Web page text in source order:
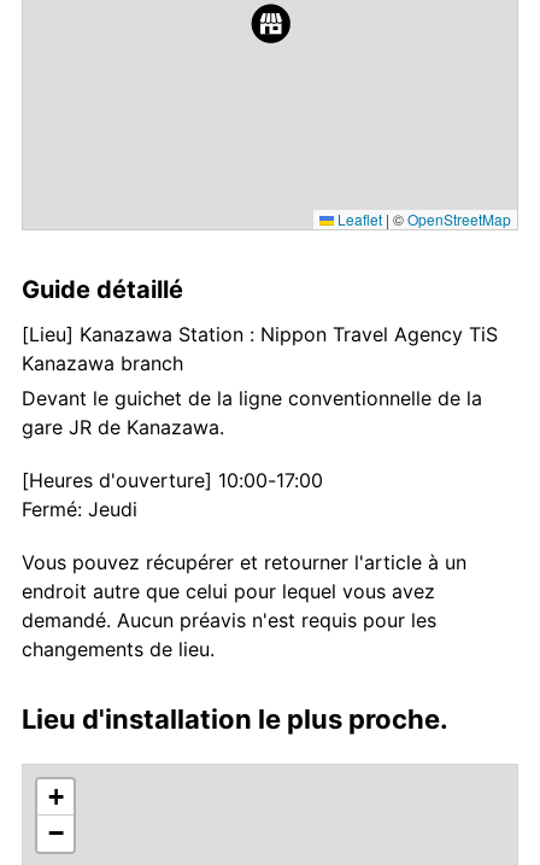
Leaflet | ©OpenStreetMap
Guide détaillé
[Lieu] Kanazawa Station : Nippon Travel Agency TiS
Kanazawa branch
Devant le guichet de la ligne conventionnelle de la
gare JR de Kanazawa.
[Heures d'ouverture] 10:00-17:00
Fermé: Jeudi
Vous pouvez récupérer et retourner l'article à un
endroit autre que celui pour lequel vous avez
demandé. Aucun préavis n'est requis pour les
changements de lieu.
Lieu d'installation le plus proche.
+
−